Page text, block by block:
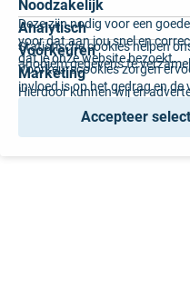
Noodzakelijk
Deze zijn nodig voor een
voor dat aan jou snel en
dat je onze website bezoekt.
Analytisch
Statistische cookies helpen
anoniem gegevens te
Voorkeuren
Voorkeurscookies zorgen
invloed is op het gedrag en
Marketing
Hierdoor kunnen wij en
gepersonaliseerde online
Accepteer